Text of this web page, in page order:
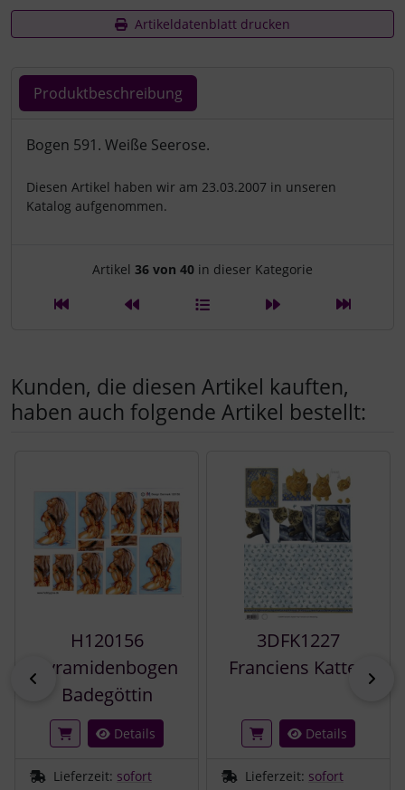
Artikeldatenblatt drucken
Produktbeschreibung
Produktbeschreibung
Bogen 591. Weiße Seerose.
Diesen Artikel haben wir am 23.03.2007 in unseren
Katalog aufgenommen.
Artikelnavigation innerhalb
Artikel 36 von 40 in dieser Kategorie
Kunden, die diesen Artikel kauften,
haben auch folgende Artikel bestellt:
zurück
H120156
Pyramidenbogen
Badegöttin
Details
Lieferzeit: sofort
3DFK1227
Franciens Katten
Details
Lieferzeit: sofort